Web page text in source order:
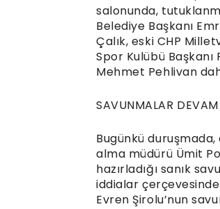
salonunda,
Belediye Başkanı
Çalık, eski CHP
Spor Kulübü
Mehmet Pehlivan
SAVUNMALAR
Bugünkü
alma müdürü Ümit
hazırladığı sanık
iddialar çerçevesinde
Evren Şirolu’nun